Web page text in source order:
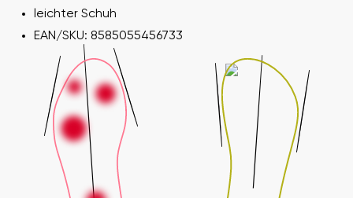
leichter Schuh
EAN/SKU: 8585055456733